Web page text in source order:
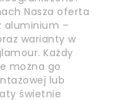
Nasza oferta
aluminium –
warianty w
Każdy
można go
lub
świetnie